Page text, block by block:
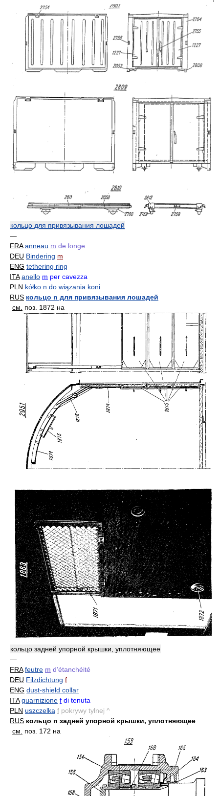
кольцо для привязывания лошадей
—
FRA anneau m de longe
DEU Bindering m
ENG tethering ring
ITA anello m per cavezza
PLN kółko n do wiązania koni
RUS кольцо n для привязывания лошадей
см.
поз. 1872 на
кольцо задней упорной крышки, уплотняющее
—
FRA feutre m d’étanchéité
DEU Filzdichtung f
ENG dust-shield collar
ITA guarnizione f di tenuta
PLN uszczelka f pokrywy tylnej ^
RUS кольцо n задней упорной крышки, уплотняющее
см.
поз. 172 на